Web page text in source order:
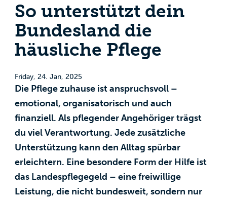
So unterstützt dein
Bundesland die
häusliche Pflege
Friday, 24. Jan, 2025
Die Pflege zuhause ist anspruchsvoll –
emotional, organisatorisch und auch
finanziell. Als pflegender Angehöriger trägst
du viel Verantwortung. Jede zusätzliche
Unterstützung kann den Alltag spürbar
erleichtern. Eine besondere Form der Hilfe ist
das Landespflegegeld – eine freiwillige
Leistung, die nicht bundesweit, sondern nur